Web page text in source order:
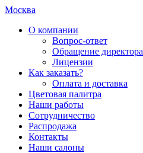
Москва
О компании
Вопрос-ответ
Обращение директора
Лицензии
Как заказать?
Оплата и доставка
Цветовая палитра
Наши работы
Сотрудничество
Распродажа
Контакты
Наши салоны